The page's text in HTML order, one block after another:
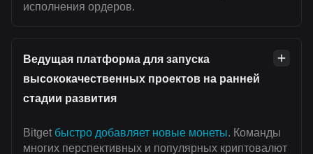
исполнения ордеров.
Ведущая платформа для запуска
высококачественных проектов на ранней
стадии развития
Bitget быстро добавляет новые монеты. Команды
многих перспективных и популярных криптовалют